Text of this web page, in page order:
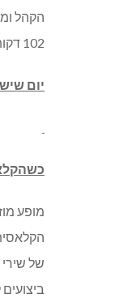
הקהל
102 דקות, דובר גרמנית , תרגום לעברית ולאנגלית. במאית: מריה שרדר. שחקנים: דן סטיבנס, מארן אגרט, סנדרה הולר
יום שישי, 10.12, בשעה 10:00, אודיטורים היכל התרבות
מופע
של